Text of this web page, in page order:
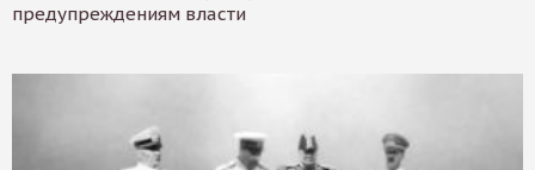
предупреждениям власти